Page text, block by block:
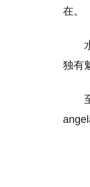
在。
独有